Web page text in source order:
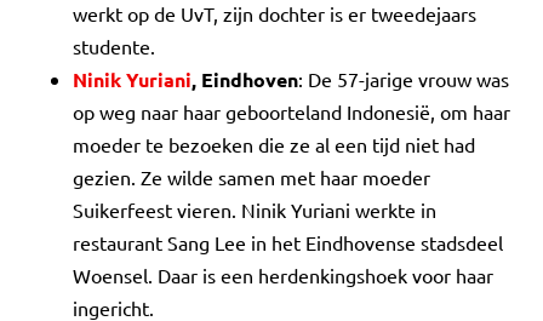
werkt op de UvT, zijn dochter is er tweedejaars
studente.
Ninik Yuriani, Eindhoven: De 57-jarige vrouw was
op weg naar haar geboorteland Indonesië, om haar
moeder te bezoeken die ze al een tijd niet had
gezien. Ze wilde samen met haar moeder
Suikerfeest vieren. Ninik Yuriani werkte in
restaurant Sang Lee in het Eindhovense stadsdeel
Woensel. Daar is een herdenkingshoek voor haar
ingericht.